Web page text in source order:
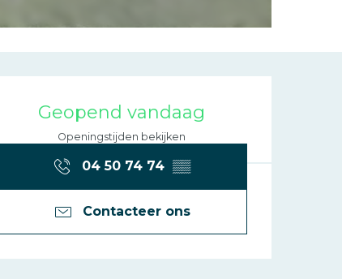
Geopend vandaag
Openingstijden bekijken
04 50 74 74 ▒▒
Contacteer ons